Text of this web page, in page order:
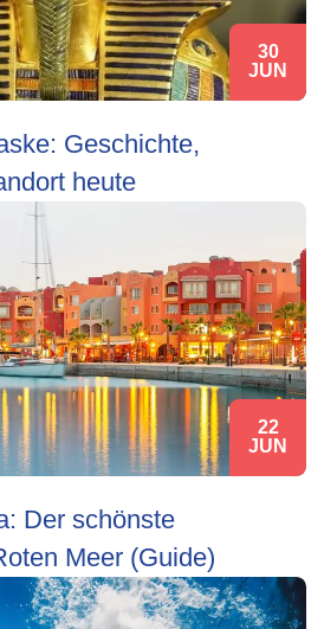
30
JUN
Geschichte,
heute
22
JUN
Der schönste
Meer (Guide)